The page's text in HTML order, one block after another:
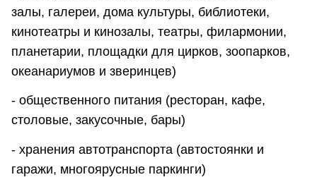
залы, галереи, дома культуры, библиотеки,
кинотеатры и кинозалы, театры, филармонии,
планетарии, площадки для цирков, зоопарков,
океанариумов и зверинцев)
- общественного питания (ресторан, кафе,
столовые, закусочные, бары)
- хранения автотранспорта (автостоянки и
гаражи, многоярусные паркинги)